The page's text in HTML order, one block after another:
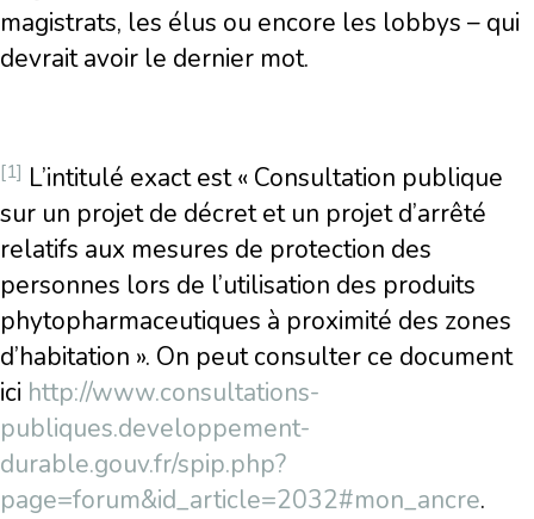
magistrats, les élus ou encore les lobbys – qui
devrait avoir le dernier mot.
[1] L’intitulé exact est « Consultation publique
sur un projet de décret et un projet d’arrêté
relatifs aux mesures de protection des
personnes lors de l’utilisation des produits
phytopharmaceutiques à proximité des zones
d’habitation ». On peut consulter ce document
ici http://www.consultations-
publiques.developpement-
durable.gouv.fr/spip.php?
page=forum&id_article=2032#mon_ancre.